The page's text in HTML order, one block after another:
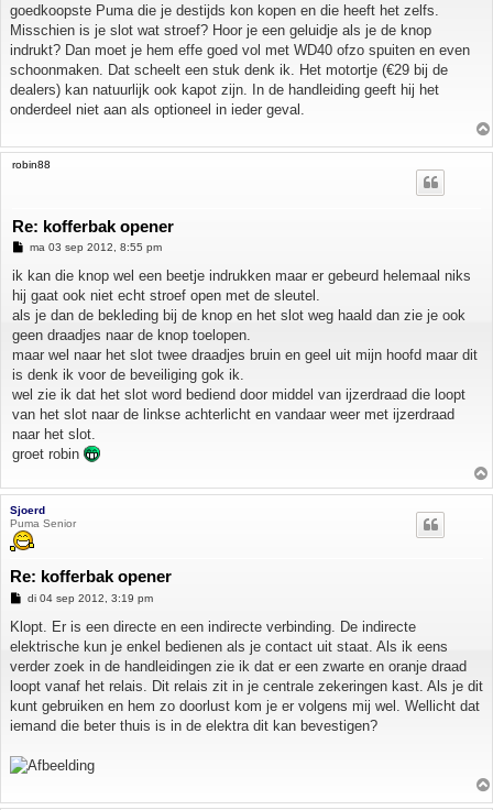
goedkoopste Puma die je destijds kon kopen en die heeft het zelfs.
Misschien is je slot wat stroef? Hoor je een geluidje als je de knop
indrukt? Dan moet je hem effe goed vol met WD40 ofzo spuiten en even
schoonmaken. Dat scheelt een stuk denk ik. Het motortje (€29 bij de
dealers) kan natuurlijk ook kapot zijn. In de handleiding geeft hij het
onderdeel niet aan als optioneel in ieder geval.
robin88
Re: kofferbak opener
B
r
h
ma 03 sep 2012, 8:55 pm
ik kan die knop wel een beetje indrukken maar er gebeurd helemaal niks
hij gaat ook niet echt stroef open met de sleutel.
als je dan de bekleding bij de knop en het slot weg haald dan zie je ook
geen draadjes naar de knop toelopen.
maar wel naar het slot twee draadjes bruin en geel uit mijn hoofd maar dit
is denk ik voor de beveiliging gok ik.
wel zie ik dat het slot word bediend door middel van ijzerdraad die loopt
van het slot naar de linkse achterlicht en vandaar weer met ijzerdraad
naar het slot.
groet robin
Sjoerd
Puma Senior
Re: kofferbak opener
B
r
c
h
di 04 sep 2012, 3:19 pm
Klopt. Er is een directe en een indirecte verbinding. De indirecte
elektrische kun je enkel bedienen als je contact uit staat. Als ik eens
verder zoek in de handleidingen zie ik dat er een zwarte en oranje draad
loopt vanaf het relais. Dit relais zit in je centrale zekeringen kast. Als je dit
kunt gebruiken en hem zo doorlust kom je er volgens mij wel. Wellicht dat
iemand die beter thuis is in de elektra dit kan bevestigen?